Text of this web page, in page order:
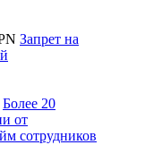
Запрет на
Более 20
от
сотрудников